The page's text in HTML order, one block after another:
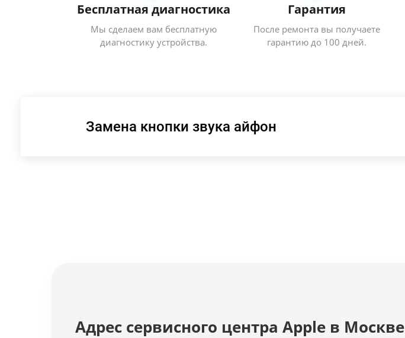
Бесплатная диагностика
Мы сделаем вам бесплатную
диагностику устройства.
Гарантия
После ремонта вы получаете
гарантию до 100 дней.
Замена кнопки звука айфон
Адрес сервисного центра Apple в Москве